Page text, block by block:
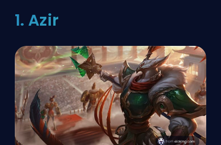
1. Azir